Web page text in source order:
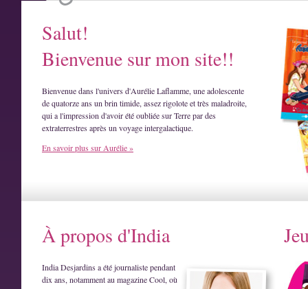
Salut!
Bienvenue sur mon site!!
Bienvenue dans l'univers d'Aurélie Laflamme, une adolescente
de quatorze ans un brin timide, assez rigolote et très maladroite,
qui a l'impression d'avoir été oubliée sur Terre par des
extraterrestres après un voyage intergalactique.
En savoir plus sur Aurélie »
À propos d'India
India Desjardins a été journaliste pendant
dix ans, notamment au magazine Cool, où